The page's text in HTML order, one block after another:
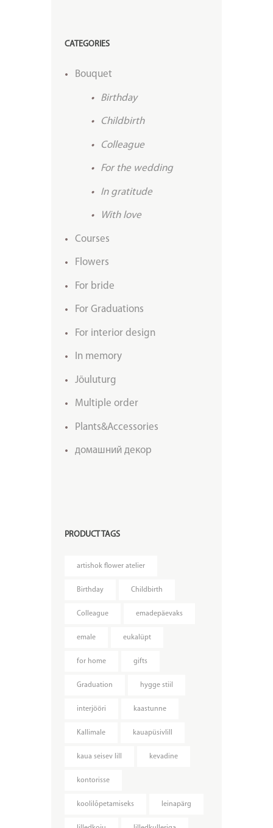
CATEGORIES
Bouquet
Birthday
Childbirth
Colleague
For the wedding
In gratitude
With love
Courses
Flowers
For bride
For Graduations
For interior design
In memory
Jõuluturg
Multiple order
Plants&Accessories
домашний декор
PRODUCT TAGS
artishok flower atelier
Birthday Childbirth
Colleague emadepäevaks
emale eukalüpt
for home gifts
Graduation hygge stiil
interjööri kaastunne
Kallimale kauapüsivlill
kaua seisev lill kevadine
kontorisse
koolilõpetamiseks leinapärg